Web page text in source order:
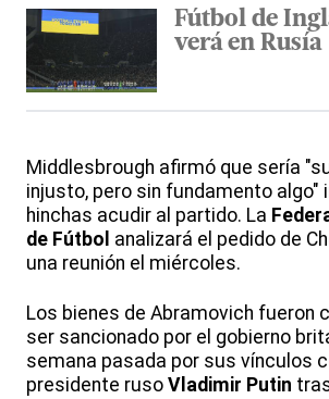
Fútbol de
verá en Rusía
Middlesbrough afirmó que sería
injusto, pero sin fundamento algo"
hinchas acudir al partido. La
de Fútbol analizará el pedido de
una reunión el miércoles.
Los bienes de Abramovich fueron
ser sancionado por el gobierno
semana pasada por sus vínculos
presidente ruso Vladimir Putin